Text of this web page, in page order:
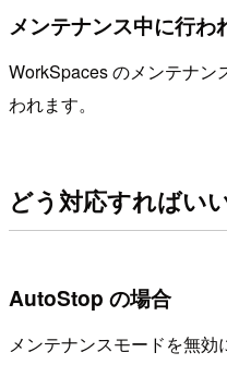
メンテナンス中に行わ
WorkSpaces のメンテナン
われます。
どう対応すればい
AutoStop の場合
メンテナンスモードを無効